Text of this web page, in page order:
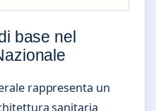
base nel
rappresenta un
sanitaria